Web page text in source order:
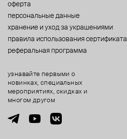
оферта
персональные данные
хранение и уход за украшениями
правила использования сертификата
реферальная программа
узнавайте первыми о
новинках, специальных
мероприятиях, скидках и
многом другом